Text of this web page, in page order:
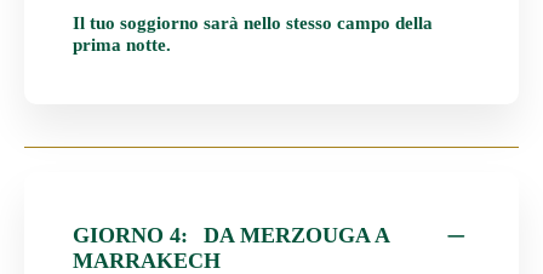
Il tuo soggiorno sarà nello stesso campo della
prima notte.
GIORNO 4:
DA MERZOUGA A
MARRAKECH